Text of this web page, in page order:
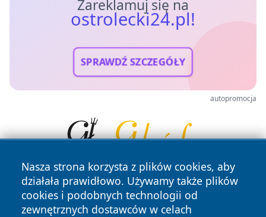
Zareklamuj się na
ostrolecki24.pl!
SPRAWDŹ SZCZEGÓŁY
autopromocja
Nasza strona korzysta z plików cookies, aby
działała prawidłowo. Używamy także plików
cookies i podobnych technologii od
zewnętrznych dostawców w celach